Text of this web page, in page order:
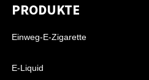
PRODUKTE
Einweg-E-Zigarette
E-Liquid